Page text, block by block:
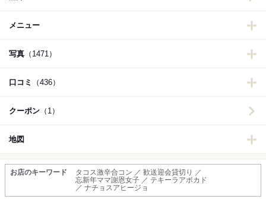
メニュー
写真 （1471）
口コミ （436）
クーポン （1）
地図
お店のキーワード
タコス激辛合コン ／ 歓送迎会貸切り ／
忘新年ママ謝恩女子 ／ テキーラアボカド
／ ナチョスアヒージョ